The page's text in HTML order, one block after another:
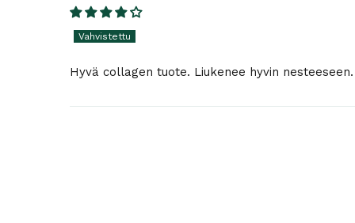
Hyvä collagen tuote. Liukenee hyvin nesteeseen.